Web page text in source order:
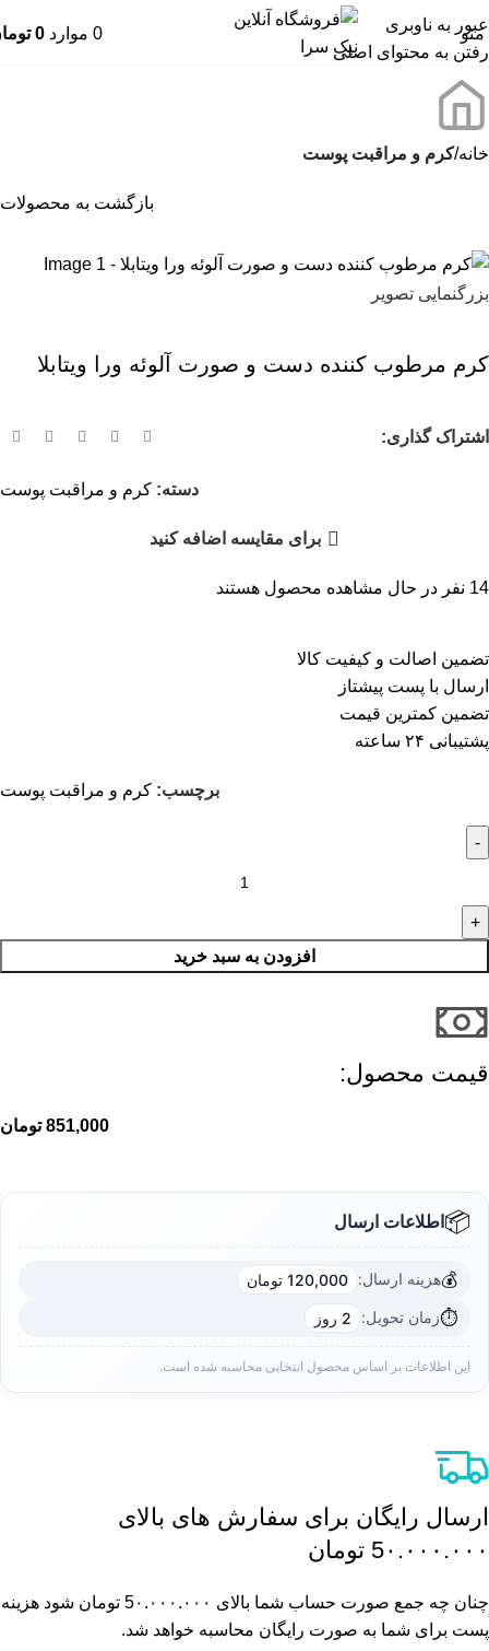
عبور به ناوبری
رفتن به محتوای اصلی
منو 0 موارد 0
خانه کرم و مراقبت پوست
بازگشت به محصولات
بزرگنمایی تصویر
کرم مرطوب کننده دست و صورت آلوئه ورا ویتابلا
اشتراک گذاری:
دسته: کرم و مراقبت پوست
برای مقایسه اضافه کنید
14 نفر در حال مشاهده محصول هستند
تضمین اصالت و کیفیت کالا
ارسال با پست پیشتاز
تضمین کمترین قیمت
پشتیبانی ۲۴ ساعته
برچسب: کرم و مراقبت پوست
افزودن به سبد خرید
قیمت محصول:​
851,000 تومان
📦اطلاعات ارسال
💰هزینه ارسال: 120,000 تومان
⏱️زمان تحویل: 2 روز
این اطلاعات بر اساس محصول انتخابی محاسبه شده است.
ارسال رایگان برای سفارش های بالای
5٠.٠٠٠.٠٠٠ تومان
چنان چه جمع صورت حساب شما بالای 5٠.٠٠٠.٠٠٠ تومان شود هزینه
پست برای شما به صورت رایگان محاسبه خواهد شد.